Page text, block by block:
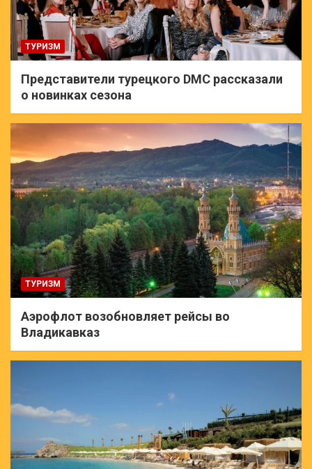
ТУРИЗМ
Представители турецкого DMC рассказали
о новинках сезона
ТУРИЗМ
Аэрофлот возобновляет рейсы во
Владикавказ